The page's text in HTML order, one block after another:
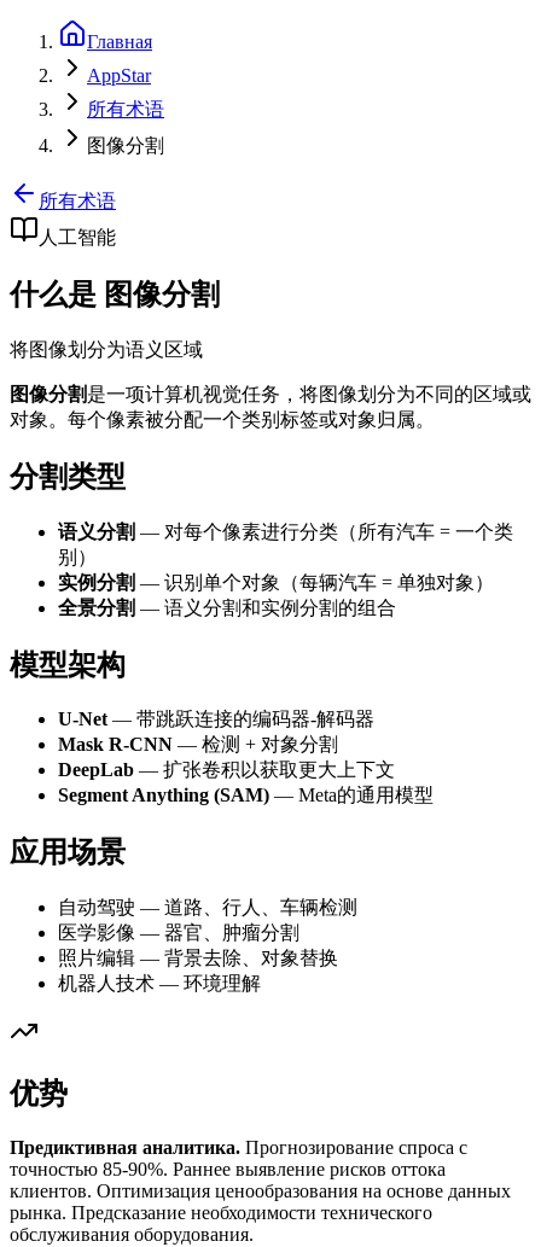
Главная
AppStar
所有术语
图像分割
所有术语
人工智能
什么是 图像分割
将图像划分为语义区域
图像分割是一项计算机视觉任务，将图像划分为不同的区域或
对象。每个像素被分配一个类别标签或对象归属。
分割类型
语义分割 — 对每个像素进行分类（所有汽车 = 一个类
别）
实例分割 — 识别单个对象（每辆汽车 = 单独对象）
全景分割 — 语义分割和实例分割的组合
模型架构
U-Net— 带跳跃连接的编码器-解码器
Mask R-CNN — 检测 + 对象分割
DeepLab — 扩张卷积以获取更大上下文
Segment Anything (SAM) — Meta的通用模型
应用场景
自动驾驶 — 道路、行人、车辆检测
医学影像 — 器官、肿瘤分割
照片编辑 — 背景去除、对象替换
机器人技术 — 环境理解
优势
Предиктивная аналитика. Прогнозирование спроса с
точностью 85-90%. Раннее выявление рисков оттока
клиентов. Оптимизация ценообразования на основе данных
рынка. Предсказание необходимости технического
обслуживания оборудования.